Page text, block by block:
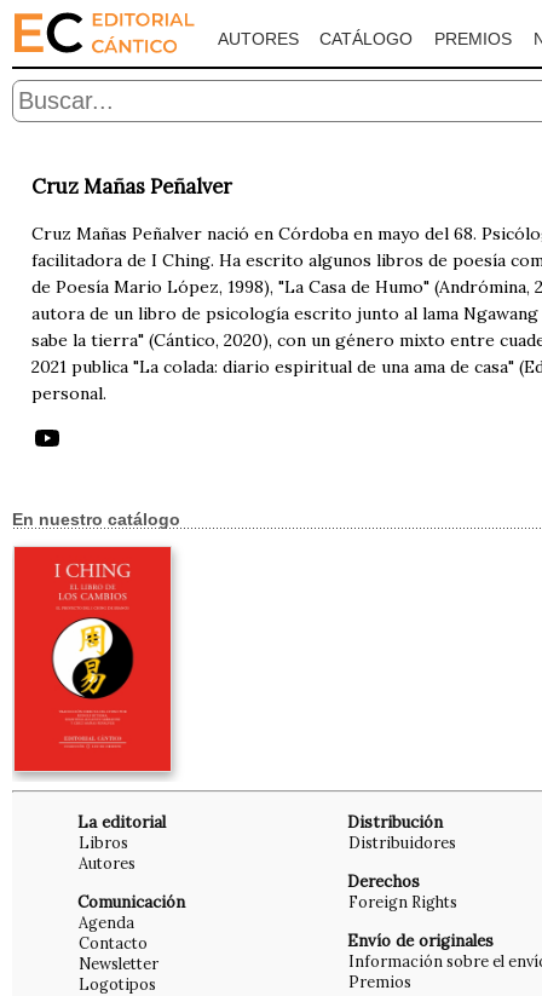
AUTORES CATÁLOGO PREMIOS
Cruz Mañas Peñalver
Cruz Mañas Peñalver nació en Córdoba en mayo del 68.
facilitadora de I Ching. Ha escrito algunos libros de poesía
de Poesía Mario López, 1998), "La Casa de Humo"
autora de un libro de psicología escrito junto al lama
sabe la tierra" (Cántico, 2020), con un género mixto entre
2021 publica "La colada: diario espiritual de una ama de casa"
personal.
En nuestro catálogo
La editorial
Libros
Autores
Comunicación
Agenda
Contacto
Newsletter
Logotipos
Distribución
Distribuidores
Derechos
Foreign Rights
Envío de originales
Información sobre el
Premios